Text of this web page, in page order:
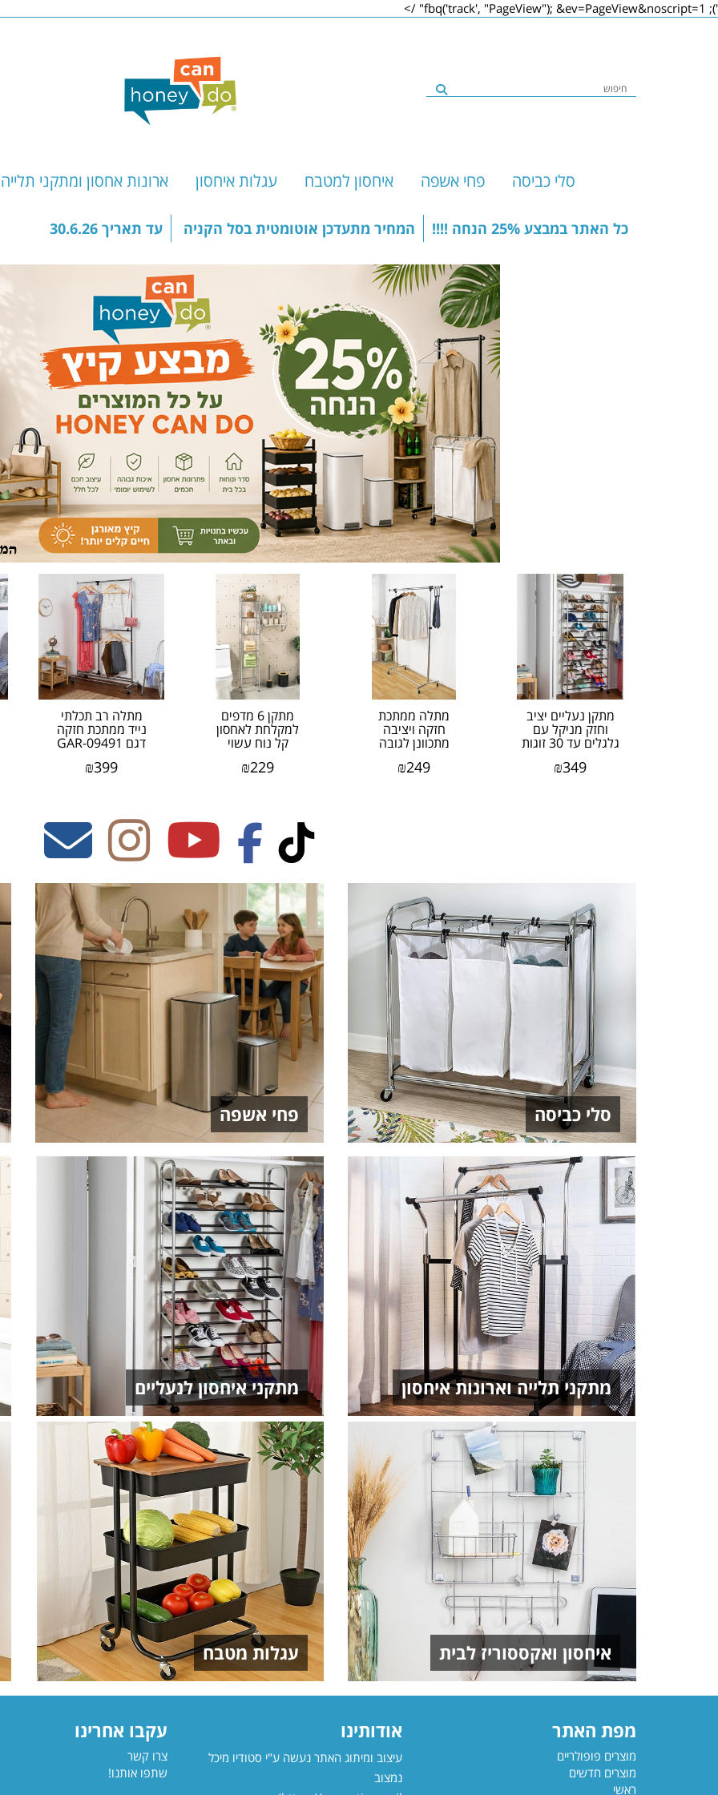
'); fbq('track', "PageView");
&ev=PageView&noscript=1" />
סלי כביסה פחי אשפה איחסון למטבח עגלות איחסון ארונות אחסון ומתקני תלייה
כל האתר במבצע 25% הנחה !!!! המחיר מתעדכן אוטומטית בסל הקניה עד תאריך 30.6.26
מתקן נעליים יציב
וחזק מניקל עם
גלגלים עד 30 זוגות
מבית honey
₪349
מתלה ממתכת
חזקה ויציבה
מתכוונן לגובה
09689 מבית
₪249
מתקן 6 מדפים
למקלחת לאחסון
קל נוח עשוי
ממתכת חזקה דגם
₪229
מתלה רב תכלתי
נייד ממתכת חזקה
דגם GAR-09491
do ארה"ב ₪399
סלי כביסה פחי אשפה
מתקני תלייה וארונות איחסון
איחסון ואקססוריז לבית
מתקני איחסון לנעליים
עגלות מטבח
מפת האתר
מוצרים פופולריים
מוצרים חדשים
ראשי
אודותינו
עיצוב ומיתוג האתר נעשה ע"י סטודיו מיכל
נמצוב
עקבו אחרינו
צרו קשר
שתפו אותנו!